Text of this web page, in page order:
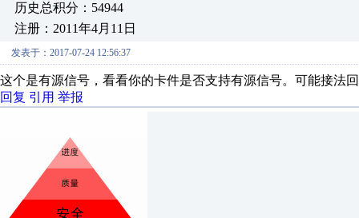
历史总积分：54944
注册：2011年4月11日
发表于：2017-07-24 12:56:37
这个是有源信号，看看你的卡件是否支持有源信号。可能接法
回复 引用 举报